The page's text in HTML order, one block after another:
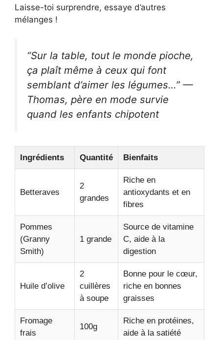
Laisse-toi surprendre, essaye d’autres
mélanges !
“Sur la table, tout le monde pioche,
ça plaît même à ceux qui font
semblant d’aimer les légumes…” —
Thomas, père en mode survie
quand les enfants chipotent
Ingrédients Quantité Bienfaits
Betteraves
2
grandes
Riche en
antioxydants et en
fibres
Pommes
(Granny
Smith)
1 grande
Source de vitamine
C, aide à la
digestion
Huile d’olive
2
cuillères
à soupe
Bonne pour le cœur,
riche en bonnes
graisses
Fromage
frais
100g
Riche en protéines,
aide à la satiété